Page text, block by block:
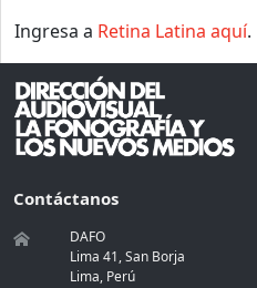
Ingresa a Retina Latina aquí.
Contáctanos
DAFO
Lima 41, San Borja
Lima, Perú